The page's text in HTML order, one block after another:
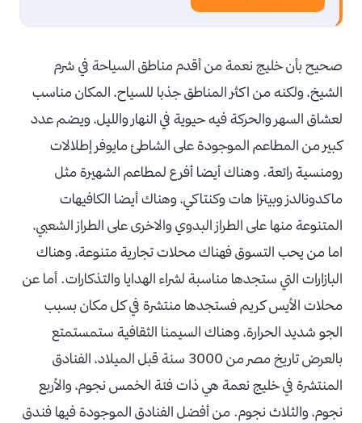
صحيح بأن خليج نعمة من أقدم مناطق السياحة في شرم
الشيخ، ولكنه من اكثر المناطق جذبا للسياح، المكان مناسب
لعشاق السهر والحركة فيه حيوية في النهار والليل، ويضم عدد
كبير من المطاعم الموجودة على الشاطئ مايوفر إطلالات
رومنسية رائعة. وهناك أيضا أفرع لمطاعم الشهيرة مثل
ماكدونالدز وبيتزا هات وكنتاكي، وهناك أيضا الكافيهات
المتنوعة منها على الطراز البدوي والاخرى على الطراز الشعبي،
اما من يحب التسوق فهناك محلات تجارية متنوعة، وهناك
البازارات التي ستجدها مناسبة لشراء الهدايا والتذكارات. أما عن
محلات الأيس كريم فستجدها منتشرة في كل مكان بسبب
الجو شديد الحرارة، وهناك السيمنا الثقافية ستمستمتع
بالعرض تاريخ مصر من 3000 سنة قبل الميلاد، الفنادق
المنتشرة في خليج نعمة هي ذات فئة الخمس نجوم، والأربع
نجوم، والثلاث نجوم. من أفضل الفنادق الموجودة فيها فندق